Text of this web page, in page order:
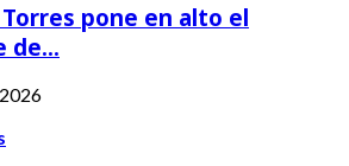
Torres pone en alto el
de…